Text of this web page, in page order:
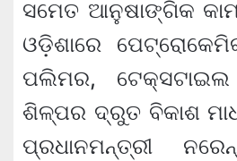
ସମେତ ଆନୁଷାଙ୍ଗିକ
ଓଡ଼ିଶାରେ
ପଲିମର,
ଶିଳ୍ପର ଦ୍ରୁତ ବିକାଶ
ପ୍ରଧାନମନ୍ତ୍ରୀ